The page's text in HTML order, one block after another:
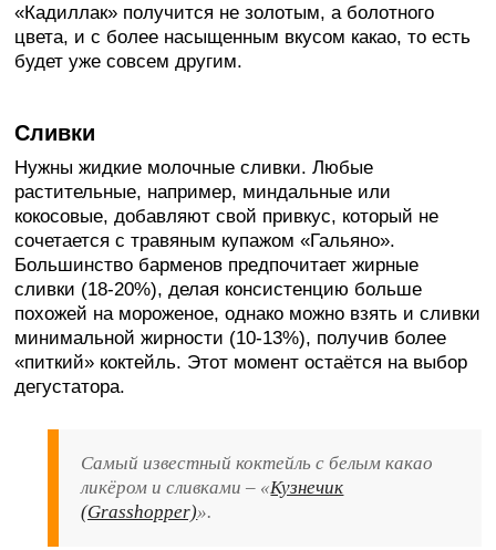
«Кадиллак» получится не золотым, а болотного
цвета, и с более насыщенным вкусом какао, то есть
будет уже совсем другим.
Сливки
Нужны жидкие молочные сливки. Любые
растительные, например, миндальные или
кокосовые, добавляют свой привкус, который не
сочетается с травяным купажом «Гальяно».
Большинство барменов предпочитает жирные
сливки (18-20%), делая консистенцию больше
похожей на мороженое, однако можно взять и сливки
минимальной жирности (10-13%), получив более
«питкий» коктейль. Этот момент остаётся на выбор
дегустатора.
Самый известный коктейль с белым какао
ликёром и сливками – «Кузнечик
(Grasshopper)».